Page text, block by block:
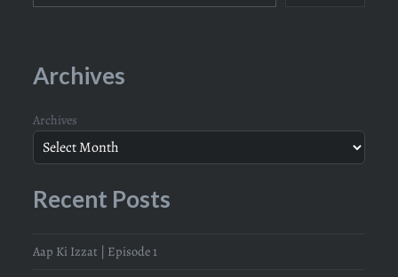
Archives
Archives
Recent Posts
Aap Ki Izzat | Episode 1